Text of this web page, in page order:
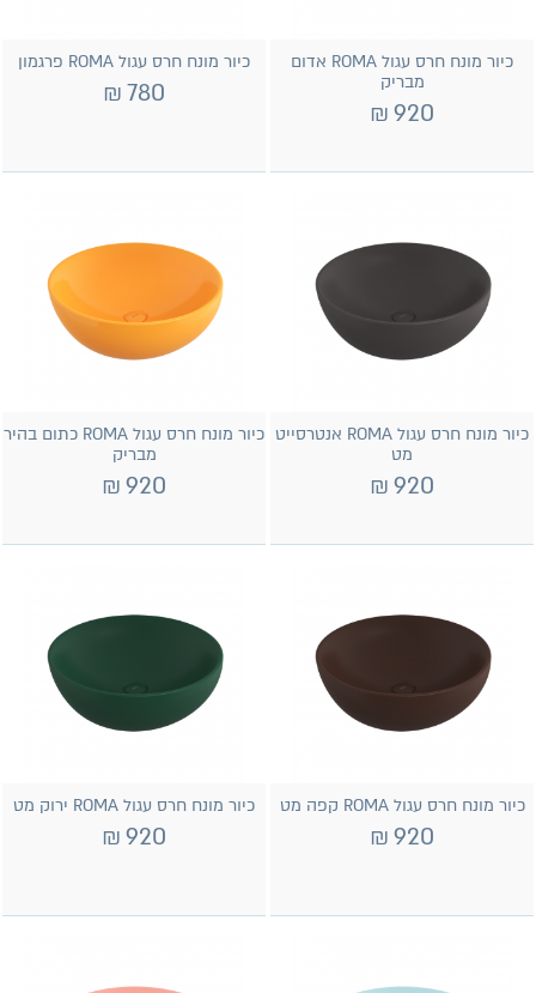
כיור מונח חרס עגול ROMA אדום
מבריק
920
₪
כיור מונח חרס עגול ROMA פרגמון
780
₪
כיור מונח חרס עגול ROMA אנטרסייט
מט
920
₪
כיור מונח חרס עגול ROMA כתום בהיר
מבריק
920
₪
כיור מונח חרס עגול ROMA קפה מט
920
₪
כיור מונח חרס עגול ROMA ירוק מט
920
₪